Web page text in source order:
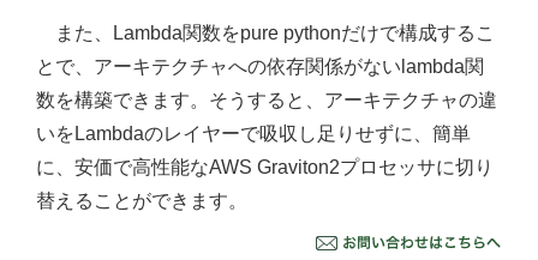
また、Lambda関数をpure pythonだけで構成するこ
とで、アーキテクチャへの依存関係がないlambda関
数を構築できます。そうすると、アーキテクチャの違
いをLambdaのレイヤーで吸収し足りせずに、簡単
に、安価で高性能なAWS Graviton2プロセッサに切り
替えることができます。